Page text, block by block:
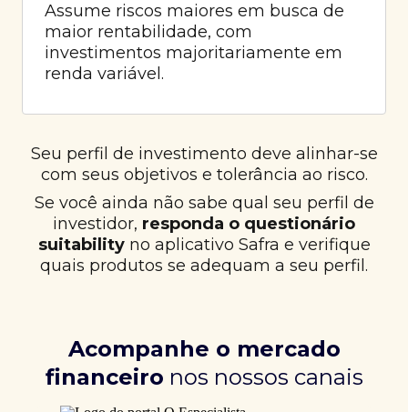
Assume riscos maiores em busca de
maior rentabilidade, com
investimentos majoritariamente em
renda variável.
Seu perfil de investimento deve alinhar-se
com seus objetivos e tolerância ao risco.
Se você ainda não sabe qual seu perfil de
investidor, responda o questionário
suitabilityno aplicativo Safra e verifique
quais produtos se adequam a seu perfil.
Acompanhe o mercado
financeiro nos nossos canais